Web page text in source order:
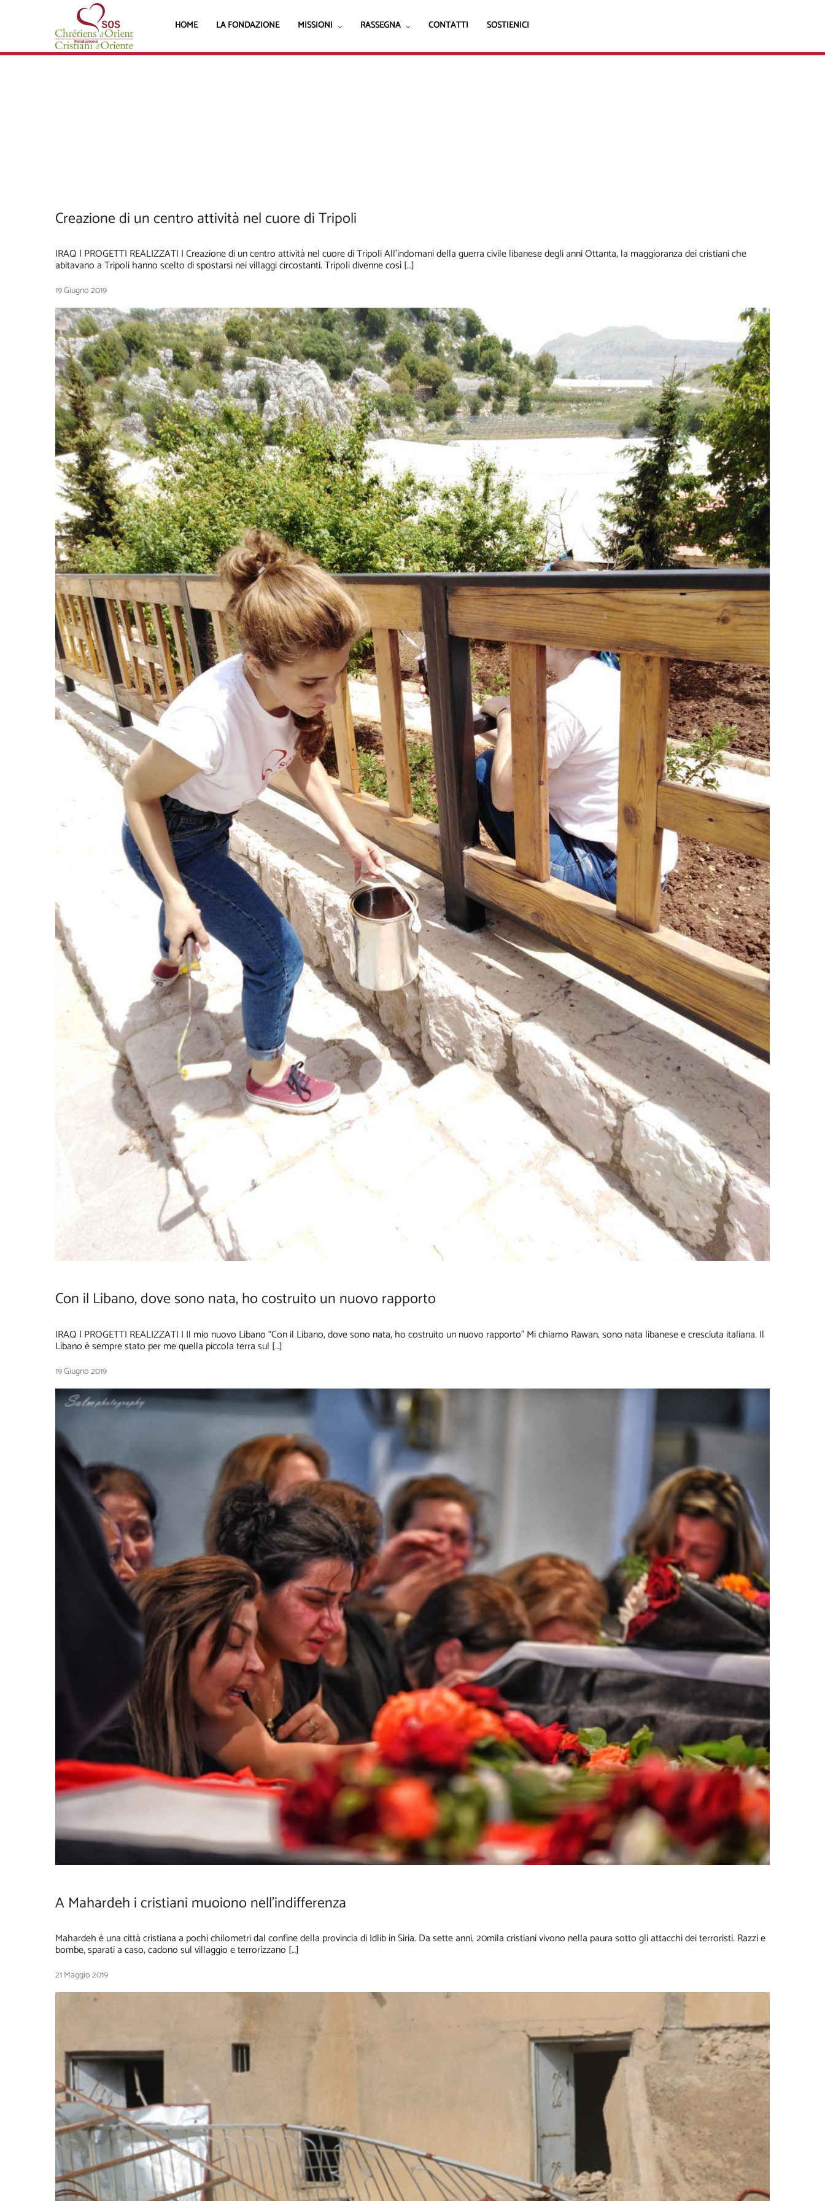
HOME LA FONDAZIONE MISSIONI RASSEGNA CONTATTI SOSTIENICI
Creazione di un centro attività nel cuore di Tripoli
IRAQ | PROGETTI REALIZZATI | Creazione di un centro attività nel cuore di Tripoli All’indomani della guerra civile libanese degli anni Ottanta, la maggioranza dei cristiani che
abitavano a Tripoli hanno scelto di spostarsi nei villaggi circostanti. Tripoli divenne così […]
19 Giugno 2019
Con il Libano, dove sono nata, ho costruito un nuovo rapporto
IRAQ | PROGETTI REALIZZATI | Il mio nuovo Libano “Con il Libano, dove sono nata, ho costruito un nuovo rapporto”​ Mi chiamo Rawan, sono nata libanese e cresciuta italiana. Il
Libano è sempre stato per me quella piccola terra sul […]
19 Giugno 2019
A Mahardeh i cristiani muoiono nell’indifferenza
Mahardeh è una città cristiana a pochi chilometri dal confine della provincia di Idlib in Siria. Da sette anni, 20mila cristiani vivono nella paura sotto gli attacchi dei terroristi. Razzi e
bombe, sparati a caso, cadono sul villaggio e terrorizzano […]
21 Maggio 2019